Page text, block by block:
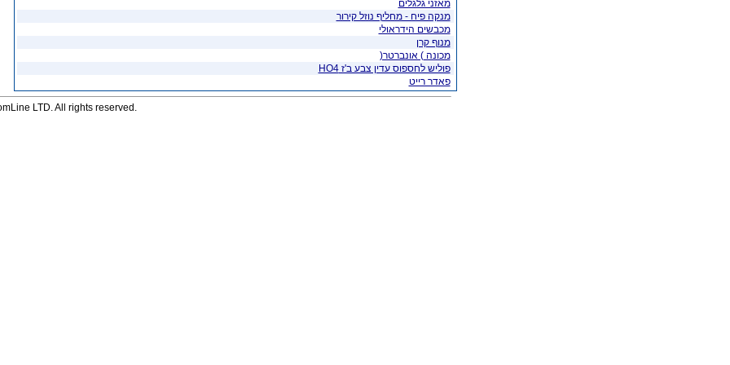
מאזני גלגלים
מנקה פיח - מחליף נוזל קירור
מכבשים הידראולי
מנוף קרן
מכונה ) אונברטר(
פוליש לחספוס עדין צבע ב'ז HO4
פאדר רייט
LTD. All rights reserved.